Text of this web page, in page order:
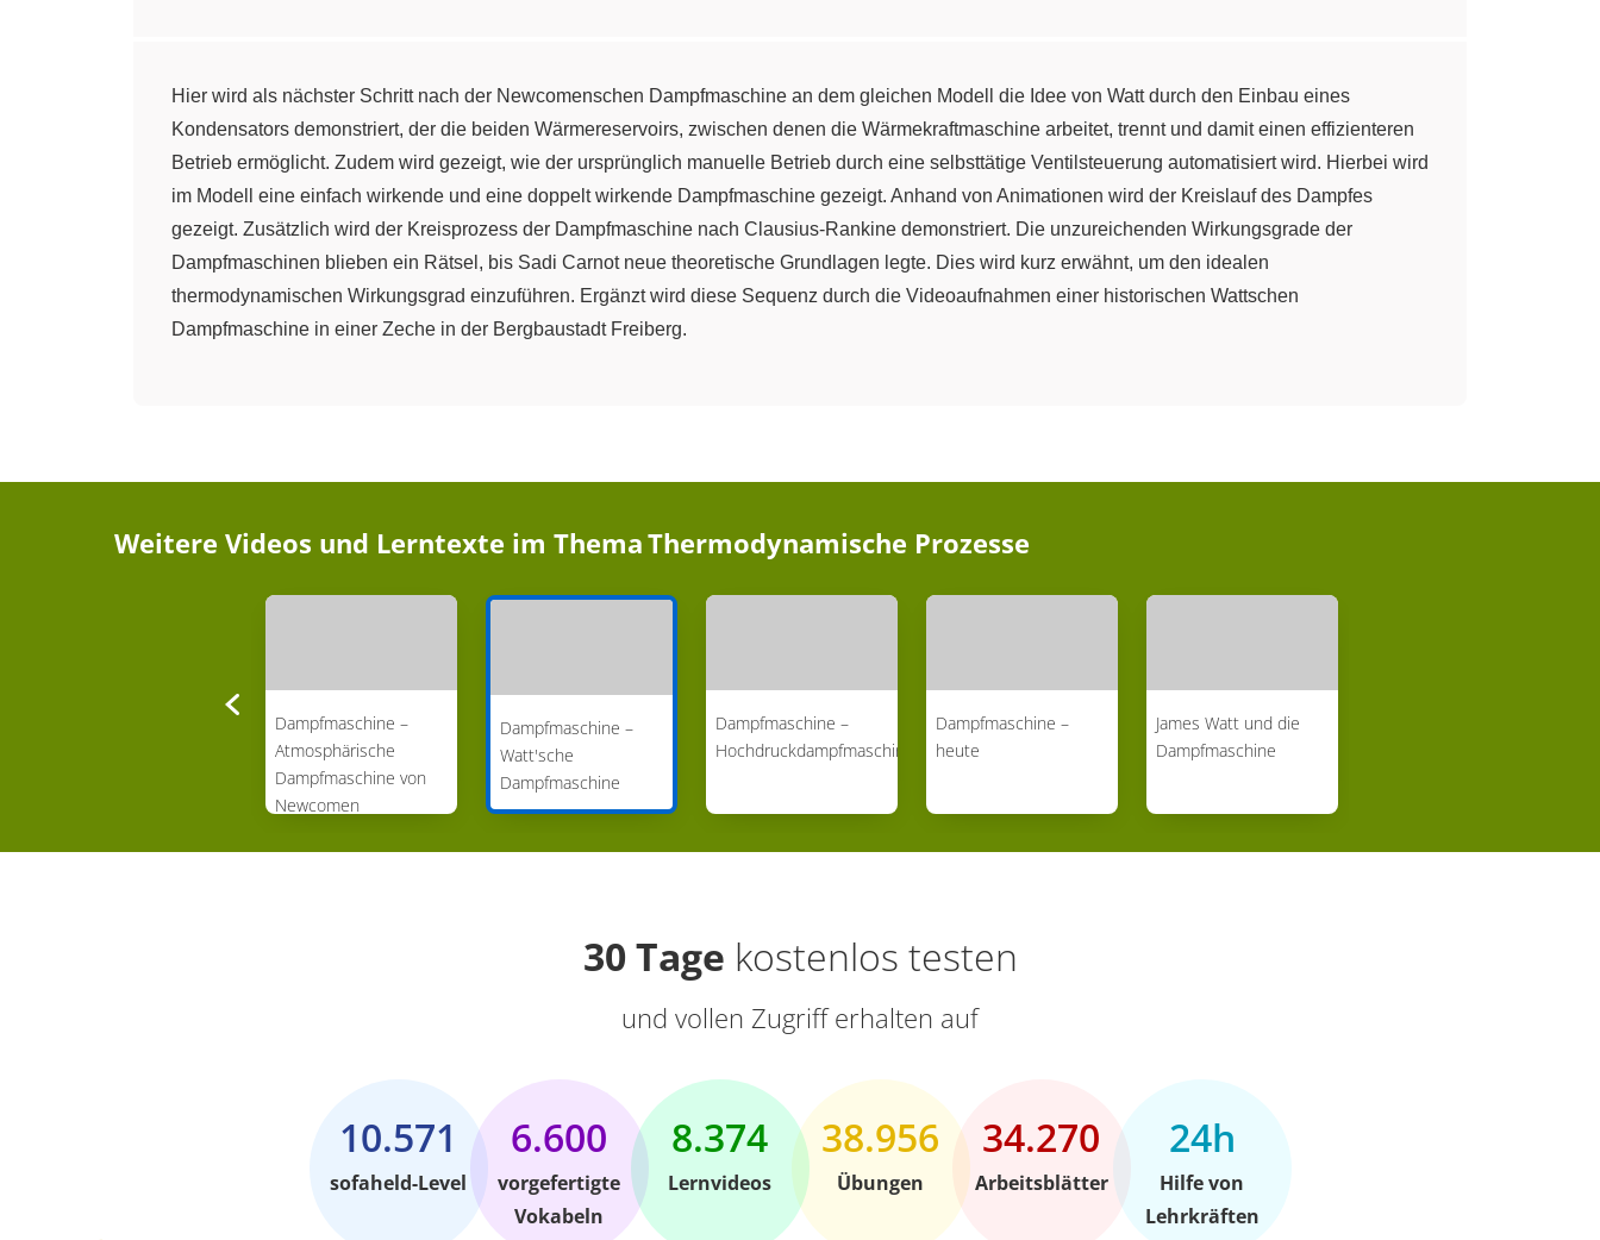
Hier wird als nächster Schritt nach der Newcomenschen Dampfmaschine an dem gleichen Modell die Idee von Watt durch den Einbau eines
Kondensators demonstriert, der die beiden Wärmereservoirs, zwischen denen die Wärmekraftmaschine arbeitet, trennt und damit einen effizienteren
Betrieb ermöglicht. Zudem wird gezeigt, wie der ursprünglich manuelle Betrieb durch eine selbsttätige Ventilsteuerung automatisiert wird. Hierbei wird
im Modell eine einfach wirkende und eine doppelt wirkende Dampfmaschine gezeigt. Anhand von Animationen wird der Kreislauf des Dampfes
gezeigt. Zusätzlich wird der Kreisprozess der Dampfmaschine nach Clausius-Rankine demonstriert. Die unzureichenden Wirkungsgrade der
Dampfmaschinen blieben ein Rätsel, bis Sadi Carnot neue theoretische Grundlagen legte. Dies wird kurz erwähnt, um den idealen
thermodynamischen Wirkungsgrad einzuführen. Ergänzt wird diese Sequenz durch die Videoaufnahmen einer historischen Wattschen
Dampfmaschine in einer Zeche in der Bergbaustadt Freiberg.
Weitere Videos und Lerntexte im ThemaThermodynamische Prozesse
Dampfmaschine –
Atmosphärische
Dampfmaschine von
Newcomen
Dampfmaschine –
Watt'sche
Dampfmaschine
Dampfmaschine –
Hochdruckdampfmaschine
Dampfmaschine –
heute
James Watt und die
Dampfmaschine
30 Tage kostenlos testen
und vollen Zugriff erhalten auf
10.571
sofaheld-Level
6.600
vorgefertigte
Vokabeln
8.374
Lernvideos
38.956
Übungen
34.270
Arbeitsblätter
24h
Hilfe von
Lehrkräften